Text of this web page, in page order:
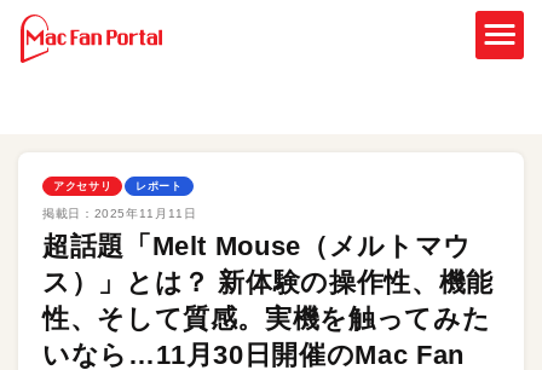
アクセサリ レポート
掲載日： 2025年11月11日
超話題「Melt Mouse（メルトマウ
ス）」とは？ 新体験の操作性、機能
性、そして質感。実機を触ってみた
いなら…11月30日開催のMac Fan